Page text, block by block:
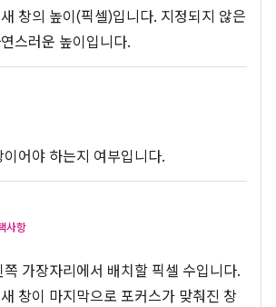
창의 높이(픽셀)입니다. 지정되지 않은
스러운 높이입니다.
어야 하는지 여부입니다.
사항
가장자리에서 배치할 픽셀 수입니다.
창이 마지막으로 포커스가 맞춰진 창